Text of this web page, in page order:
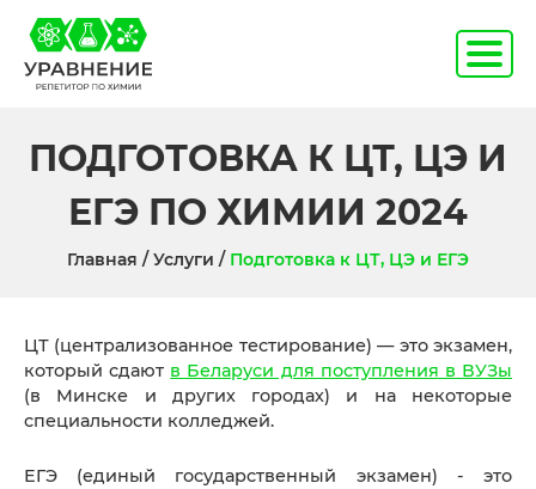
ПОДГОТОВКА К ЦТ, ЦЭ И
ЕГЭ ПО ХИМИИ 2024
Главная Услуги Подготовка к ЦТ, ЦЭ и ЕГЭ
ЦТ (централизованное тестирование) — это экзамен,
который сдают в Беларуси для поступления в ВУЗы
(в Минске и других городах) и на некоторые
специальности колледжей.
ЕГЭ (единый государственный экзамен) - это